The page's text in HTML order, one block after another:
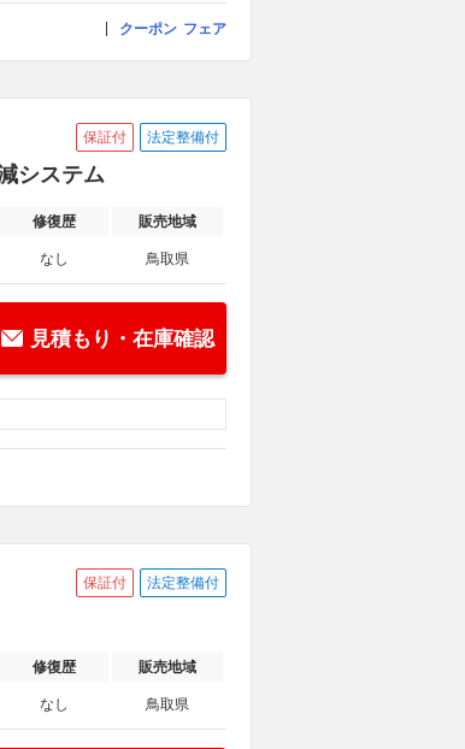
クーポン フェア
保証付 法定整備付
システム
修復歴 販売地域
なし 鳥取県
見積もり・在庫確認
保証付 法定整備付
修復歴 販売地域
なし 鳥取県